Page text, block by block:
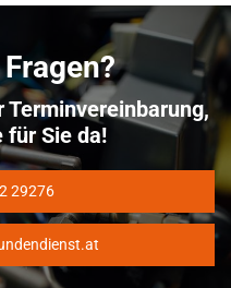
für Sie da!
29276